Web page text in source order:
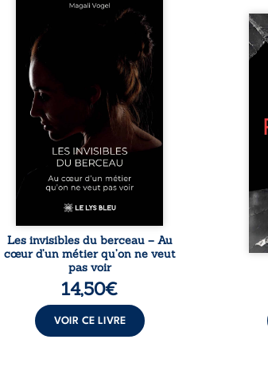
ceux auxquels nous confions
nos enfants ? Derrière la
douceur apparente des
maisons d’accueil se joue une
réalité que nul ne soupçonne :
rémunérations dérisoires,
solitude, épuisement,
responsabilités écrasantes… À
travers des témoignages
saisissants et sa propre
expérience, Magali Vogel lève
le voile sur les coulisses d’une ...
Les invisibles du berceau – Au
cœur d’un métier qu’on ne veut
pas voir
14,50€
VOIR CE LIVRE
ce
une